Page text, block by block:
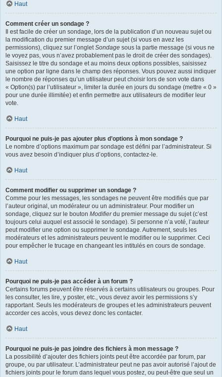
Haut
Comment créer un sondage ?
Il est facile de créer un sondage, lors de la publication d’un nouveau sujet ou
la modification du premier message d’un sujet (si vous en avez les
permissions), cliquez sur l’ongletSondage sous la partie message (si vous ne
le voyez pas, vous n’avez probablement pas le droit de créer des sondages).
Saisissez le titre du sondage et au moins deux options possibles, saisissez
une option par ligne dans le champ des réponses. Vous pouvez aussi indiquer
le nombre de réponses qu’un utilisateur peut choisir lors de son vote dans
« Option(s) par l’utilisateur », limiter la durée en jours du sondage (mettre « 0 »
pour une durée illimitée) et enfin permettre aux utilisateurs de modifier leur
vote.
Haut
Pourquoi ne puis-je pas ajouter plus d’options à mon sondage ?
Le nombre d’options maximum par sondage est défini par l’administrateur. Si
vous avez besoin d’indiquer plus d’options, contactez-le.
Haut
Comment modifier ou supprimer un sondage ?
Comme pour les messages, les sondages ne peuvent être modifiés que par
l’auteur original, un modérateur ou un administrateur. Pour modifier un
sondage, cliquez sur le bouton Modifierdu premier message du sujet (c’est
toujours celui auquel est associé le sondage). Si personne n’a voté, l’auteur
peut modifier une option ou supprimer le sondage. Autrement, seuls les
modérateurs et les administrateurs peuvent le modifier ou le supprimer. Ceci
pour empêcher le trucage en changeant les intitulés en cours de sondage.
Haut
Pourquoi ne puis-je pas accéder à un forum ?
Certains forums peuvent être réservés à certains utilisateurs ou groupes. Pour
les consulter, les lire, y poster, etc., vous devez avoir les permissions s’y
rapportant. Seuls les modérateurs de groupes et les administrateurs peuvent
accorder ces accès, vous devez donc les contacter.
Haut
Pourquoi ne puis-je pas joindre des fichiers à mon message ?
La possibilité d’ajouter des fichiers joints peut être accordée par forum, par
groupe, ou par utilisateur. L’administrateur peut ne pas avoir autorisé l’ajout de
fichiers joints pour le forum dans lequel vous postez, ou peut-être que seul un